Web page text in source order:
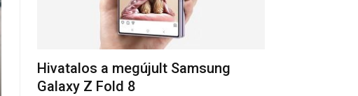
Hivatalos a megújult Samsung
Galaxy Z Fold 8